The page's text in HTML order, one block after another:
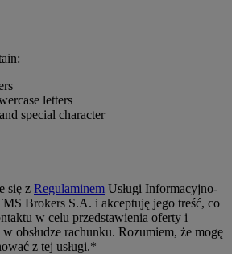
letters
special character
się z Regulaminem Usługi Informacyjno-
Brokers S.A. i akceptuję jego treść, co
w celu przedstawienia oferty i
obsłudze rachunku. Rozumiem, że mogę
z tej usługi.*